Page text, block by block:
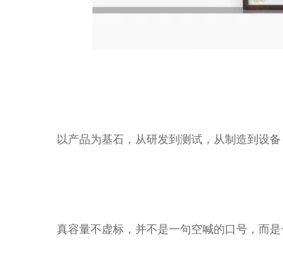
以产品为基石，从研发到测试，从制造到设
真容量不虚标，并不是一句空喊的口号，而是